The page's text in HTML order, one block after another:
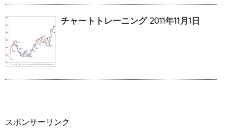
チャートトレーニング 2011年11月1日
スポンサーリンク